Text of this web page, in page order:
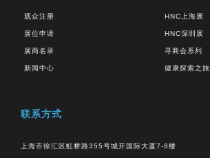
观众注册
展位申请
展商名录
新闻中心
HNC上海展
HNC深圳展
寻商会系列
健康探索之旅
联系方式
上海市徐汇区虹桥路355号城开国际大厦7-8楼